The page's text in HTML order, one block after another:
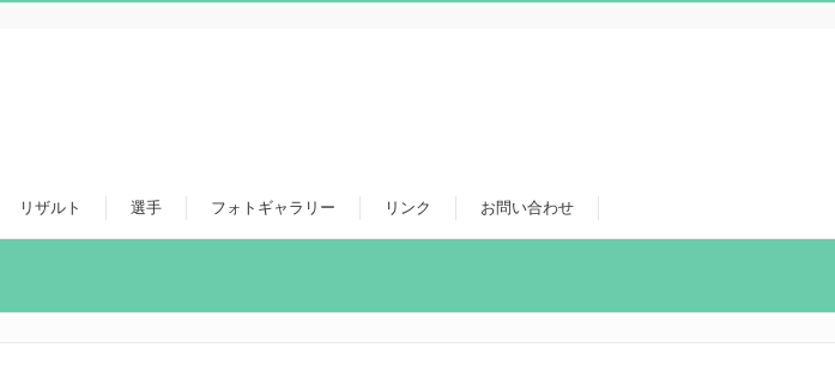
リザルト 選手 フォトギャラリー リンク お問い合わせ